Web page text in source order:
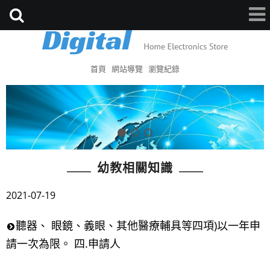
首頁 網站導覽 瀏覽紀錄
幼教相關知識
2021-07-19
聽器、 眼鏡、義眼、其他醫療輔具等四項)以一年申
請一次為限。 四.申請人